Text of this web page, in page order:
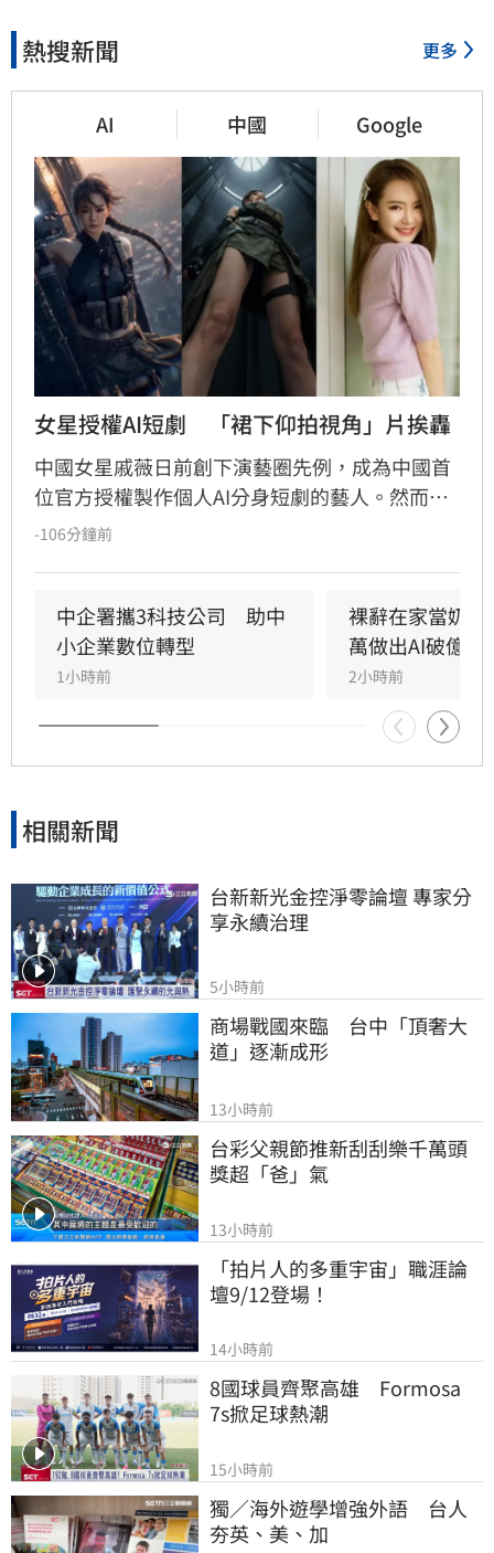
熱搜新聞 更多
AI 中國 Google
女星授權AI短劇　「裙下仰拍視角」片挨轟
中國女星戚薇日前創下演藝圈先例，成為中國首
位官方授權製作個人AI分身短劇的藝人。然而，
由戚薇AI分身演出的首部作品《末日盛夏》今（7
視角」，鏡頭直接從角色雙腿之間低角度直視裙
底，被指帶有強烈的偷窺暗示，導致原本備受期
待的AI技術創新慘遭好評翻車。
-106分鐘前
中企署攜3科技公司　助中
小企業數位轉型
1小時前
裸辭在家當奶
萬做出AI破億神
2小時前
相關新聞
台新新光金控淨零論壇 專家分
享永續治理
5小時前
商場戰國來臨　台中「頂奢大
道」逐漸成形
13小時前
台彩父親節推新刮刮樂千萬頭
獎超「爸」氣
13小時前
「拍片人的多重宇宙」職涯論
壇9/12登場！
14小時前
8國球員齊聚高雄　Formosa
7s掀足球熱潮
15小時前
獨／海外遊學增強外語　台人
夯英、美、加